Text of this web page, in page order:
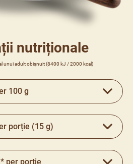
nutriționale
unui adult obișnuit (8400 kJ / 2000 kcal)
100 g
porție (15 g)
per porție